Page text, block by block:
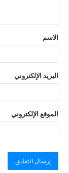
الاسم
البريد الإلكتروني
الموقع الإلكتروني